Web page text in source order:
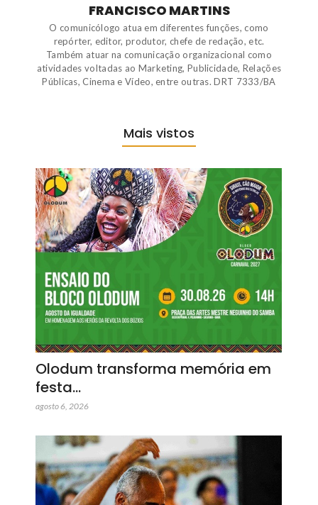
FRANCISCO MARTINS
O comunicólogo atua em diferentes funções, como
repórter, editor, produtor, chefe de redação, etc.
Também atuar na comunicação organizacional como
atividades voltadas ao Marketing, Publicidade, Relações
Públicas, Cinema e Vídeo, entre outras. DRT 7333/BA
Mais vistos
Olodum transforma memória em
festa…
agosto 6, 2026